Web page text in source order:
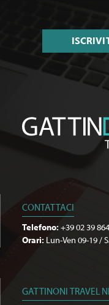
CONTATTACI
Telefono: +39 02 39
Orari: Lun-Ven 09-19 /
GATTINONI TRAVEL